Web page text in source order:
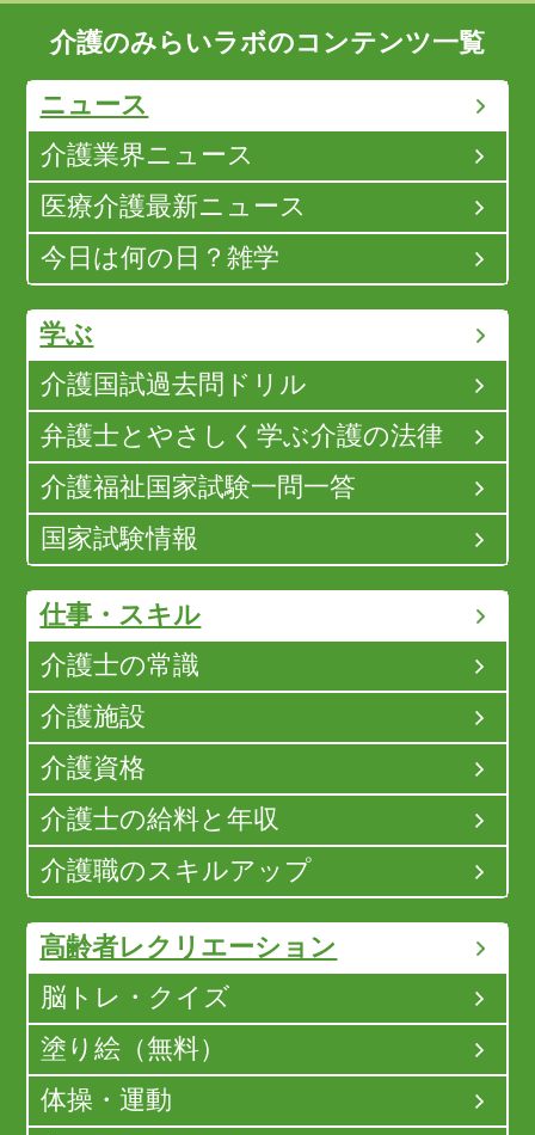
介護のみらいラボのコンテンツ一覧
ニュース
介護業界ニュース
医療介護最新ニュース
今日は何の日？雑学
学ぶ
介護国試過去問ドリル
弁護士とやさしく学ぶ介護の法律
介護福祉国家試験一問一答
国家試験情報
仕事・スキル
介護士の常識
介護施設
介護資格
介護士の給料と年収
介護職のスキルアップ
高齢者レクリエーション
脳トレ・クイズ
塗り絵（無料）
体操・運動